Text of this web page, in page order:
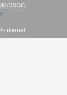
DSGC.
internet